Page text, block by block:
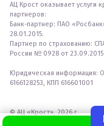
АЦ Крост оказывает услуги
партнеров:
Банк-партнер: ПАО
28.01.2015.
Партнер по страхованию:
России № 0928 от 23.09.2015
Юридическая информация:
6166128253, КПП 616601001
© АЦ «Крост», 2026 г.